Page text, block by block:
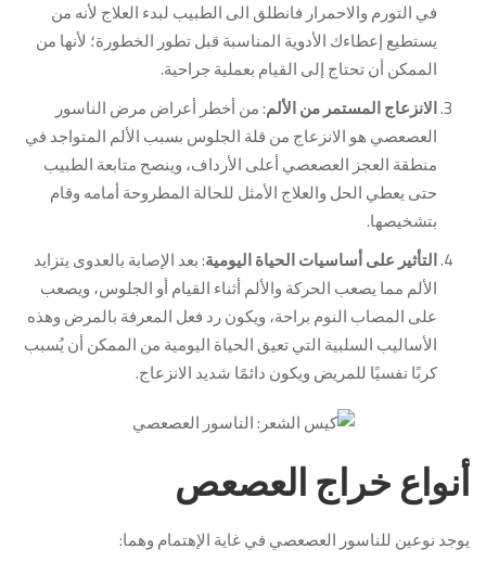
في التورم والاحمرار فانطلق الى الطبيب لبدء العلاج لأنه من
يستطيع إعطاءك الأدوية المناسبة قبل تطور الخطورة؛ لأنها من
الممكن أن تحتاج إلى القيام بعملية جراحية.
الانزعاج المستمر من الألم: من أخطر أعراض مرض الناسور
العصعصي هو الانزعاج من قلة الجلوس بسبب الألم المتواجد في
منطقة العجز العصعصي أعلى الأرداف، وينصح متابعة الطبيب
حتى يعطي الحل والعلاج الأمثل للحالة المطروحة أمامه وقام
بتشخيصها.
التأثير على أساسيات الحياة اليومية: بعد الإصابة بالعدوى يتزايد
الألم مما يصعب الحركة والألم أثناء القيام أو الجلوس، ويصعب
على المصاب النوم براحة، ويكون رد فعل المعرفة بالمرض وهذه
الأساليب السلبية التي تعيق الحياة اليومية من الممكن أن يُسبب
كربًا نفسيًا للمريض ويكون دائمًا شديد الانزعاج.
أنواع خراج العصعص
يوجد نوعين للناسور العصعصي في غاية الإهتمام وهما: